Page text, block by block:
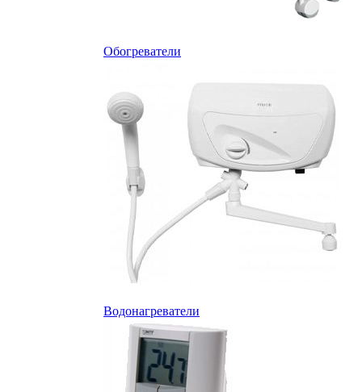
Обогреватели
Водонагреватели